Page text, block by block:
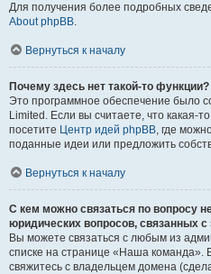
Для получения более подробных
About phpBB.
Вернуться к началу
Почему здесь нет такой-то функции?
Это программное обеспечение было
Limited. Если вы считаете, что какая-
посетите Центр идей phpBB, где
поданные идеи или предложить
Вернуться к началу
С кем можно связаться по вопросу
юридических вопросов, связанных
Вы можете связаться с любым из
списке на странице «Наша команда».
свяжитесь с владельцем домена